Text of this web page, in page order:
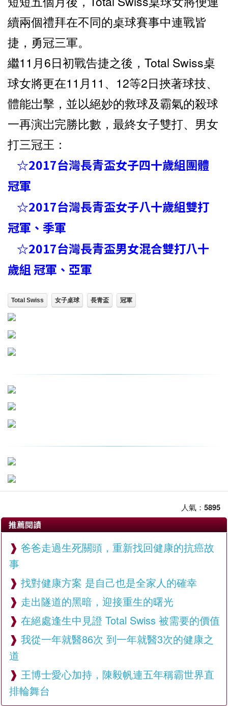
續兩個禮拜在不同的桌球賽事中連戰皆
捷，勇冠三軍。
繼11月6日初戰告捷之後，Total Swiss桌
球女將更在11月11、12等2日挾著球技、
體能岀擊，並以絕妙的救球及霸氣的殺球
一再演岀完勝比數，最終女子雙打、男女
打三冠王：
☆2017台灣長青盃女子四十歲組團體
冠軍
☆2017台灣長青盃女子八十歲組雙打
冠軍、季軍
☆2017台灣長青盃男女混合雙打八十
歲組 冠軍、亞軍
Total Swiss 女子桌球 長青盃 冠軍
人氣： 5895
推薦閱讀
爸爸走過生死關頭，重新找回健康的抗癌故
事
找對健康方案 是自己也是全家人的確幸
走出隧道的黑暗，迎接重生的曙光
在絕處逢生中見證 Total Swiss 被需要的價值
我從一年就醫86次 到一年就醫3次的健康之
道
王博士愛心加持，陳毅帆連五年稱霸世界直
排輪舞台